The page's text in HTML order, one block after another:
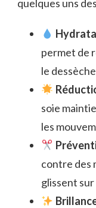
quelques uns
permet de
le
soie
les
contre des
glissent